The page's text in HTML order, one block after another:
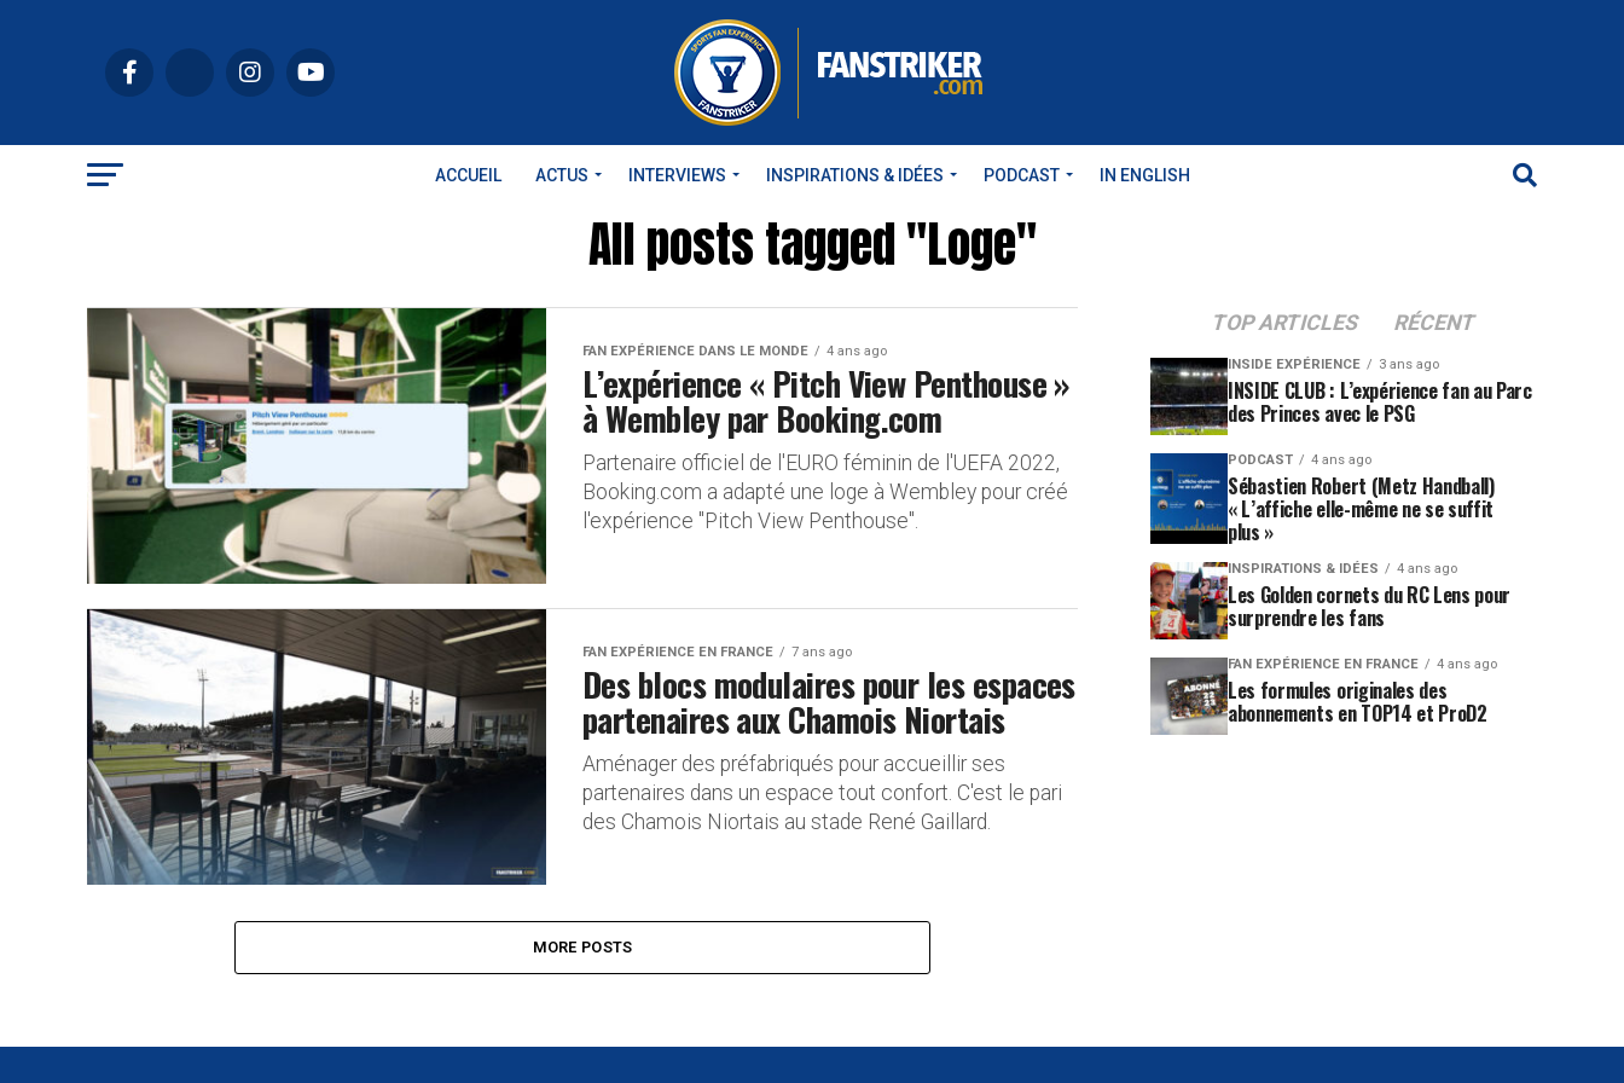
ACCUEIL ACTUS INTERVIEWS INSPIRATIONS & IDÉES PODCAST IN ENGLISH
All posts tagged "Loge"
FAN EXPÉRIENCE DANS LE MONDE 4 ans ago
L’expérience « Pitch View Penthouse »
à Wembley par Booking.com
Partenaire officiel de l'EURO féminin de l'UEFA 2022,
Booking.com a adapté une loge à Wembley pour créé
l'expérience "Pitch View Penthouse".
FAN EXPÉRIENCE EN FRANCE 7 ans ago
Des blocs modulaires pour les espaces
partenaires aux Chamois Niortais
Aménager des préfabriqués pour accueillir ses
partenaires dans un espace tout confort. C'est le pari
des Chamois Niortais au stade René Gaillard.
MORE POSTS
TOP ARTICLES RÉCENT
INSIDE EXPÉRIENCE 3 ans ago
INSIDE CLUB : L’expérience fan au Parc
des Princes avec le PSG
PODCAST 4 ans ago
Sébastien Robert (Metz Handball)
« L’affiche elle-même ne se suffit
plus »
INSPIRATIONS & IDÉES 4 ans ago
Les Golden cornets du RC Lens pour
surprendre les fans
FAN EXPÉRIENCE EN FRANCE 4 ans ago
Les formules originales des
abonnements en TOP14 et ProD2